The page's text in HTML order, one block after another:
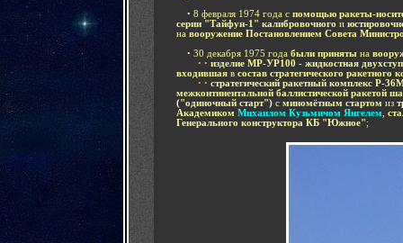
• 8 февраля 1974 года с помощью ракеты-
серии "Тайфун-1" калибровочного и
на вооружение Постановлением Совета
• 30 декабря 1975 года были приняты на
• • изделие МР-УР100 - жидкостная
входившая в состав стратегического ракетного
• • стратегический ракетный комплекс Р-
межконтинентальной баллистической ракетой
("одиночный старт") с миномётным стартом из
Академиком Михаилом Кузьмичом Янгелем
Генерального конструктора КБ "Южное";